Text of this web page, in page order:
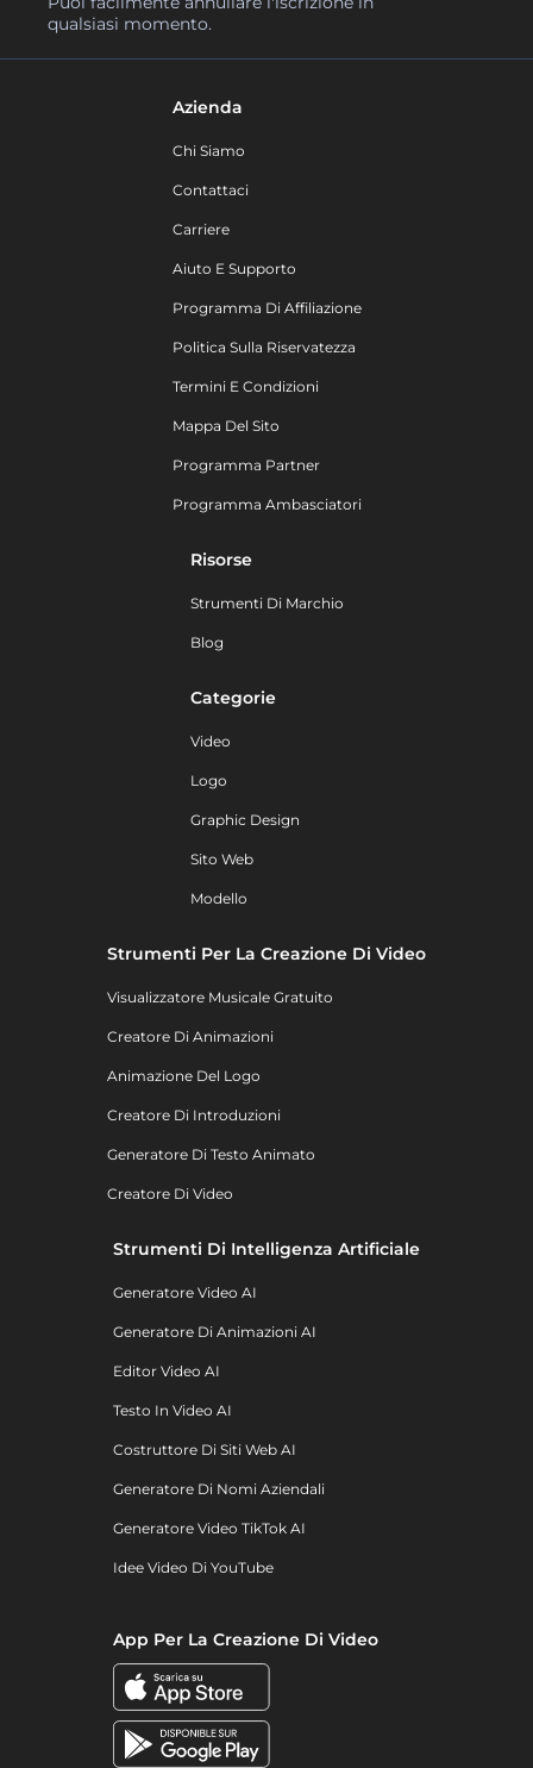
qualsiasi momento.
Azienda
Chi Siamo
Contattaci
Carriere
Aiuto E Supporto
Programma Di Affiliazione
Politica Sulla Riservatezza
Termini E Condizioni
Mappa Del Sito
Programma Partner
Programma Ambasciatori
Risorse
Strumenti Di Marchio
Blog
Categorie
Video
Logo
Graphic Design
Sito Web
Modello
Strumenti Per La Creazione Di Video
Visualizzatore Musicale Gratuito
Creatore Di Animazioni
Animazione Del Logo
Creatore Di Introduzioni
Generatore Di Testo Animato
Creatore Di Video
Strumenti Di Intelligenza Artificiale
Generatore Video AI
Generatore Di Animazioni AI
Editor Video AI
Testo In Video AI
Costruttore Di Siti Web AI
Generatore Di Nomi Aziendali
Generatore Video TikTok AI
Idee Video Di YouTube
App Per La Creazione Di Video